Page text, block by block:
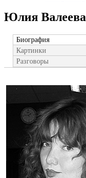
Юлия Валеева
Биография
Картинки
Разговоры